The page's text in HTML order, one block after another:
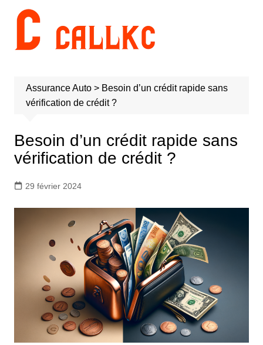
contenu
Assurance Auto> Besoin d’un crédit rapide sans
vérification de crédit ?
Besoin d’un crédit rapide sans
vérification de crédit ?
29 février 2024